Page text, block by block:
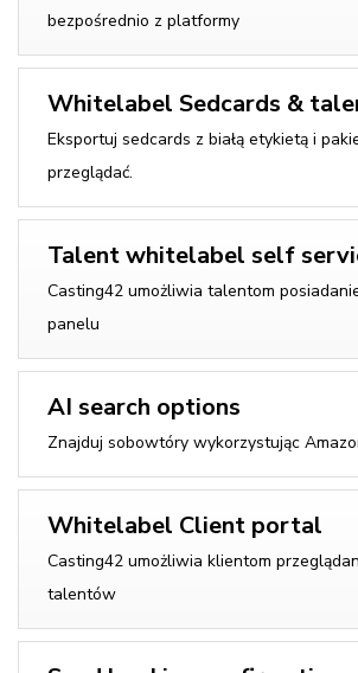
bezpośrednio z platformy
Whitelabel Sedcards &
Eksportuj sedcards z białą etykietą i
przeglądać.
Talent whitelabel self
Casting42 umożliwia talentom
panelu
AI search options
Znajduj sobowtóry wykorzystując
Whitelabel Client portal
Casting42 umożliwia klientom
talentów